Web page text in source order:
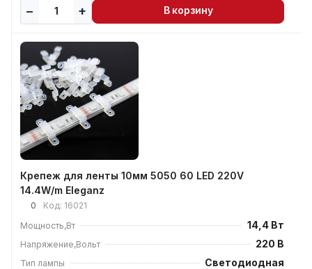
В корзину
Крепеж для ленты 10мм 5050 60 LED 220V
14.4W/m Eleganz
0 Код: 16021
Мощность,Вт
14,4 Вт
Напряжение,Вольт 220 В
Тип лампы Светодиодная